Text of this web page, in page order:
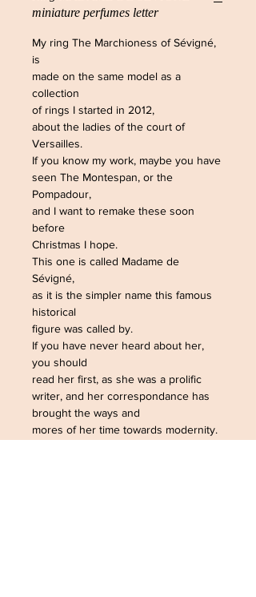
miniature perfumes letter
My ring The Marchioness of Sévigné,
is
made on the same model as a
collection
of rings I started in 2012,
about the ladies of the court of
Versailles.
If you know my work, maybe you have
seen The Montespan, or the
Pompadour,
and I want to remake these soon
before
Christmas I hope.
This one is called Madame de
Sévigné,
as it is the simpler name this famous
historical
figure was called by.
If you have never heard about her,
you should
read her first, as she was a prolific
writer, and her correspondance has
brought the ways and
mores of her time towards modernity.